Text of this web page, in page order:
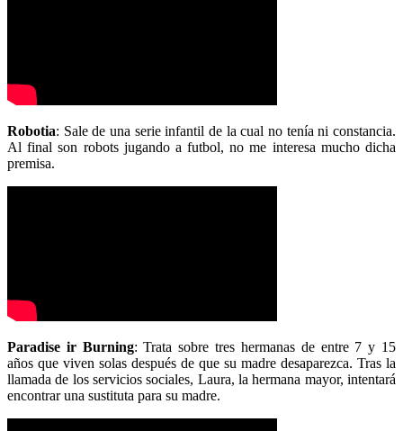
Robotia: Sale de una serie infantil de la cual no tenía ni constancia.
Al final son robots jugando a futbol, no me interesa mucho dicha
premisa.
Paradise ir Burning: Trata sobre tres hermanas de entre 7 y 15
años que viven solas después de que su madre desaparezca. Tras la
llamada de los servicios sociales, Laura, la hermana mayor, intentará
encontrar una sustituta para su madre.